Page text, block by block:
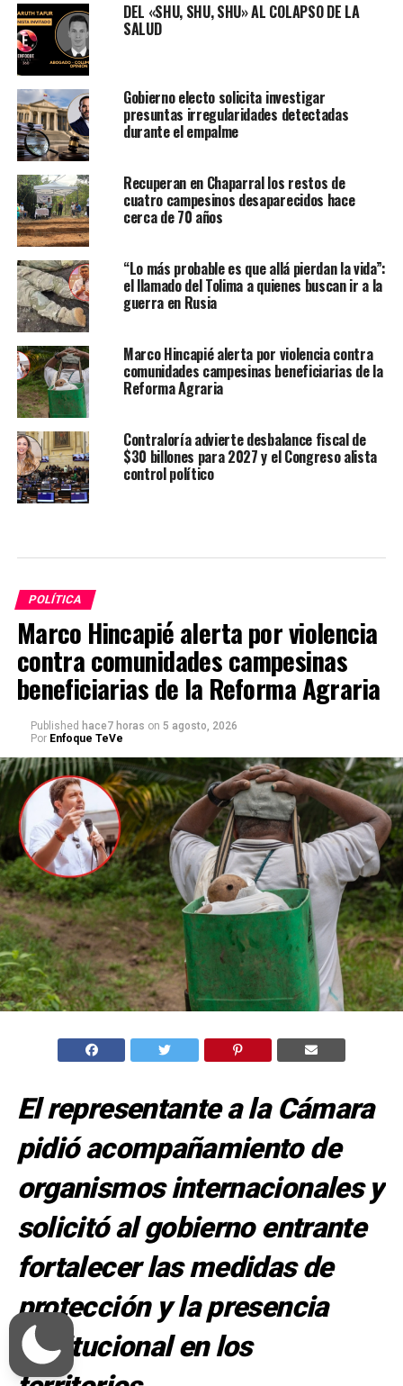
DEL «SHU, SHU, SHU» AL COLAPSO DE LA
SALUD
Gobierno electo solicita investigar
presuntas irregularidades detectadas
durante el empalme
Recuperan en Chaparral los restos de
cuatro campesinos desaparecidos hace
cerca de 70 años
“Lo más probable es que allá pierdan la vida”:
el llamado del Tolima a quienes buscan ir a la
guerra en Rusia
Marco Hincapié alerta por violencia contra
comunidades campesinas beneficiarias de la
Reforma Agraria
Contraloría advierte desbalance fiscal de
$30 billones para 2027 y el Congreso alista
control político
POLÍTICA
Marco Hincapié alerta por violencia
contra comunidades campesinas
beneficiarias de la Reforma Agraria
Published hace7 horas on 5 agosto, 2026
Por Enfoque TeVe
El representante a la Cámara
pidió acompañamiento de
organismos internacionales y
solicitó al gobierno entrante
fortalecer las medidas de
protección y la presencia
institucional en los